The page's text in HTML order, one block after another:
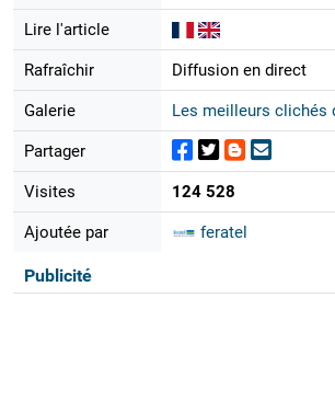
Lire l'article
Rafraîchir Diffusion en direct
Galerie Les meilleurs clichés
Partager
Visites 124 528
Ajoutée par feratel
Publicité